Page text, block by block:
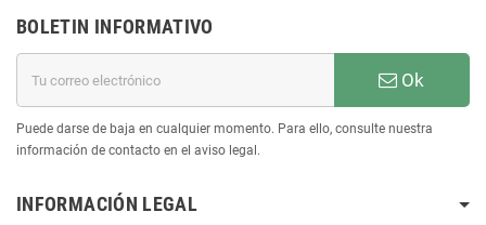
BOLETIN INFORMATIVO
Ok
Puede darse de baja en cualquier momento. Para ello, consulte nuestra
información de contacto en el aviso legal.
INFORMACIÓN LEGAL